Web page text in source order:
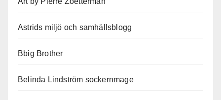
Astrids miljö och samhällsblogg
Bbig Brother
Belinda Lindström sockernmage